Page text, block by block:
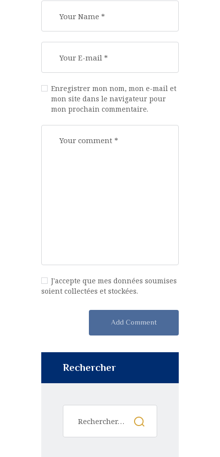
Enregistrer mon nom, mon e-mail et
mon site dans le navigateur pour
mon prochain commentaire.
J'accepte que mes données soumises
soient collectées et stockées.
Rechercher